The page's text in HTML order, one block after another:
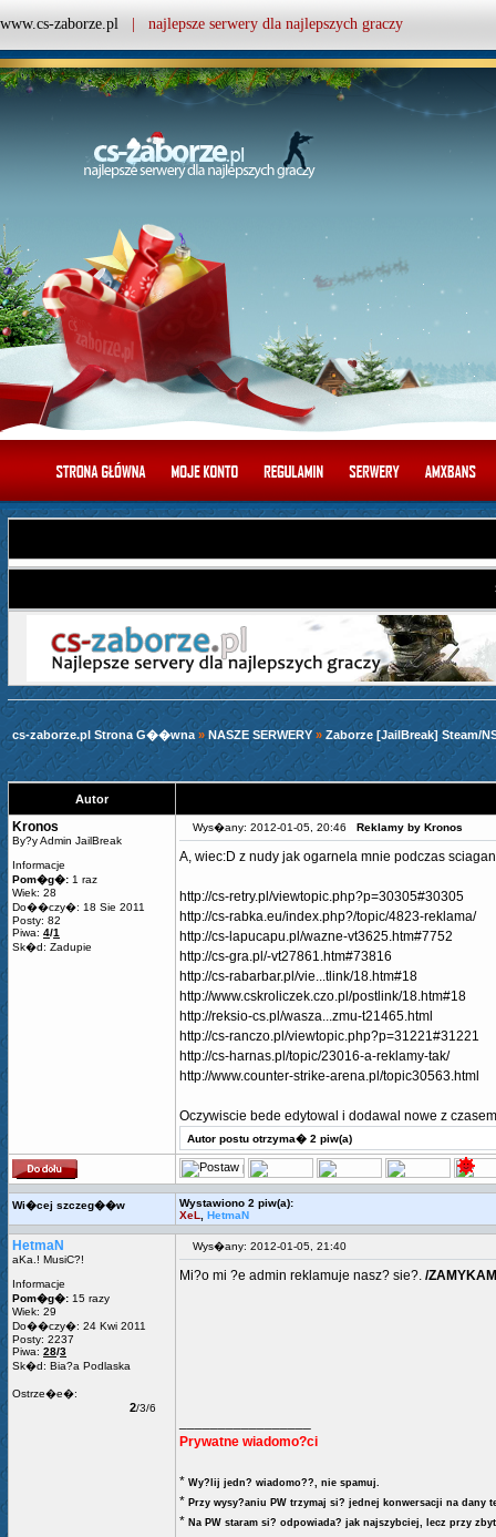
www.cs-zaborze.pl | najlepsze serwery dla najlepszych graczy
cs-zaborze.pl Strona G��wna » NASZE SERWERY » Zaborze [JailBreak] Steam/
Autor
Kronos
By?y Admin JailBreak
Informacje
Pom�g�: 1 raz
Wiek: 28
Do��czy�: 18 Sie 2011
Posty: 82
Piwa: 4/1
Sk�d: Zadupie
Wys�any: 2012-01-05, 20:46 Reklamy by Kronos
A, wiec:D z nudy jak ogarnela mnie podczas
http://cs-retry.pl/viewtopic.php?p=30305#30305
http://cs-rabka.eu/index.php?/topic/4823-reklama/
http://cs-lapucapu.pl/wazne-vt3625.htm#7752
http://cs-gra.pl/-vt27861.htm#73816
http://cs-rabarbar.pl/vie...tlink/18.htm#18
http://www.cskroliczek.czo.pl/postlink/18.htm#18
http://reksio-cs.pl/wasza...zmu-t21465.html
http://cs-ranczo.pl/viewtopic.php?p=31221#31221
http://cs-harnas.pl/topic/23016-a-reklamy-tak/
http://www.counter-strike-arena.pl/topic30563.html
Oczywiscie bede edytowal i dodawal nowe z
Autor postu otrzyma� 2 piw(a)
Wi�cej szczeg��w
Wystawiono 2 piw(a):
XeL
HetmaN
HetmaN
aKa.! MusiC?!
Informacje
Pom�g�: 15 razy
Wiek: 29
Do��czy�: 24 Kwi 2011
Posty: 2237
Piwa: 28/3
Sk�d: Bia?a Podlaska
Ostrze�e�:
2/3/6
Wys�any: 2012-01-05, 21:40
Mi?o mi ?e admin reklamuje nasz? sie?. /ZAMYKAM
Prywatne wiadomo?ci
* Wy?lij jedn? wiadomo??, nie spamuj.
* Przy wysy?aniu PW trzymaj si? jednej konwersacji na dany
* Na PW staram si? odpowiada? jak najszybciej, lecz przy